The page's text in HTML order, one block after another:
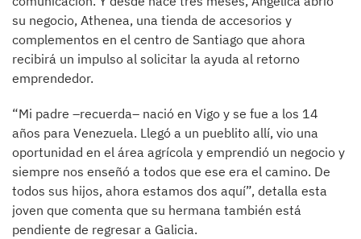
su negocio, Athenea, una tienda de accesorios y
complementos en el centro de Santiago que ahora
recibirá un impulso al solicitar la ayuda al retorno
emprendedor.
“Mi padre –recuerda– nació en Vigo y se fue a los 14
años para Venezuela. Llegó a un pueblito allí, vio una
oportunidad en el área agrícola y emprendió un negocio y
siempre nos enseñó a todos que ese era el camino. De
todos sus hijos, ahora estamos dos aquí”, detalla esta
joven que comenta que su hermana también está
pendiente de regresar a Galicia.